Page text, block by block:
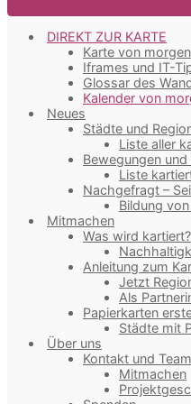
DIREKT ZUR KARTE
Karte von morgen
Iframes und IT-
Glossar des
Kalender von
Neues
Städte und
Liste aller
Bewegungen
Liste
Nachgefragt –
Bildung
Mitmachen
Was wird kartiert?
Anleitung zum
Jetzt
Als
Papierkarten
Städte mit
Über uns
Kontakt und Team
Mitmachen